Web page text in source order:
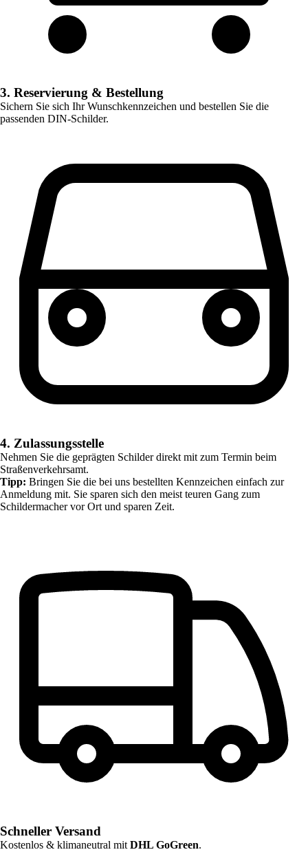
3. Reservierung & Bestellung
Sichern Sie sich Ihr Wunschkennzeichen und bestellen Sie die
passenden DIN-Schilder.
4. Zulassungsstelle
Nehmen Sie die geprägten Schilder direkt mit zum Termin beim
Straßenverkehrsamt.
Tipp: Bringen Sie die bei uns bestellten Kennzeichen einfach zur
Anmeldung mit. Sie sparen sich den meist teuren Gang zum
Schildermacher vor Ort und sparen Zeit.
Schneller Versand
Kostenlos & klimaneutral mit DHL GoGreen.